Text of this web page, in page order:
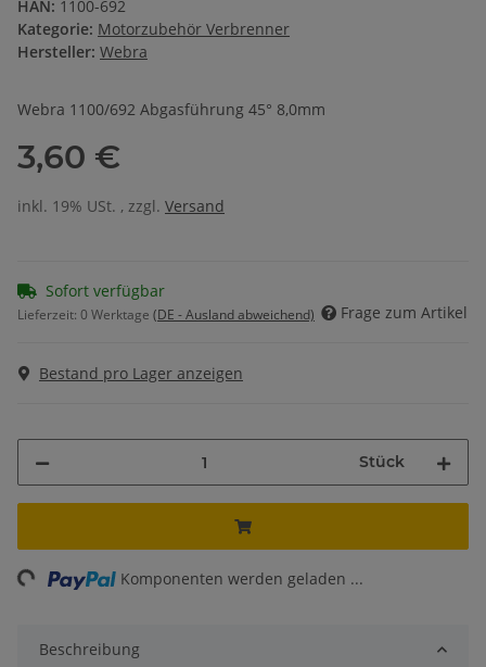
HAN: 1100-692
Kategorie: Motorzubehör Verbrenner
Hersteller: Webra
Webra 1100/692 Abgasführung 45° 8,0mm
3,60 €
inkl. 19% USt. , zzgl. Versand
Sofort verfügbar
Lieferzeit: 0 Werktage (DE - Ausland abweichend) Frage zum Artikel
Bestand pro Lager anzeigen
Stück
Komponenten werden geladen ...
Beschreibung